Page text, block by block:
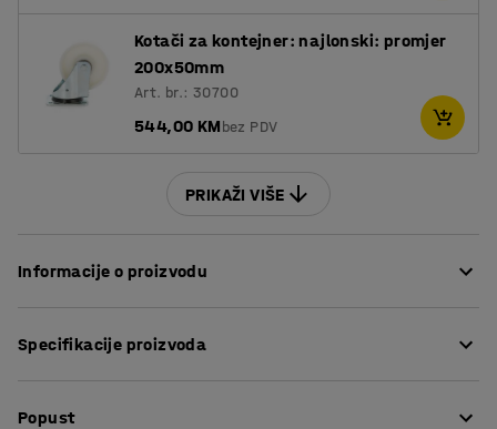
Kotači za kontejner: najlonski: promjer
200x50mm
Art. br.: 30700
544,00 KMbez PDV
PRIKAŽI VIŠE
Informacije o proizvodu
šljunkom, drvenom sječom, drvom i svim vrstama
Specifikacije proizvoda
Visina:
Popust